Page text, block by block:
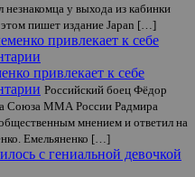
у выхода из кабинки
пишет издание Japan […]
привлекает к себе
Российский боец Фёдор
Союза ММА России Радмира
мнением и ответил на
Емельяненко […]